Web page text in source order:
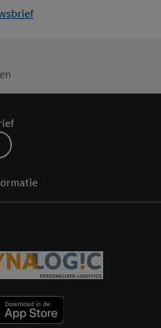
technieken en met welke
over de gegevensverwerking.
bovengenoemde doeleinden.
toestemming op elk gewenst